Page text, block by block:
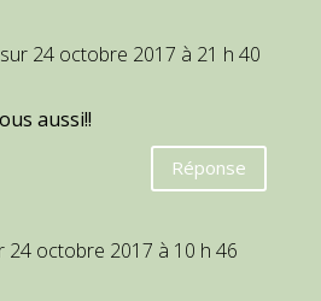
sur 24 octobre 2017 à 21 h 40
aussi!!
Réponse
24 octobre 2017 à 10 h 46